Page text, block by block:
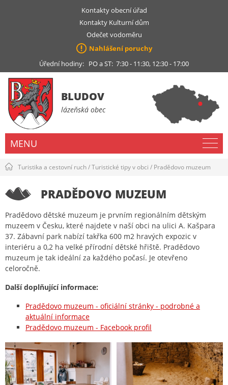
Kontakty obecní úřad
Kontakty Kulturní dům
Odečet vodoměru
Nahlášení poruchy
Úřední hodiny: PO a ST: 7:30 - 11:30, 12:30 - 17:00
BLUDOV
lázeňská obec
MENU
Turistika a cestovní ruch/Turistické tipy v obci / Pradědovo muzeum
PRADĚDOVO MUZEUM
Pradědovo dětské muzeum je prvním regionálním dětským
muzeem v Česku, které najdete v naší obci na ulici A. Kašpara
37. Zábavní park nabízí takřka 600 m2 hravých expozic v
interiéru a 0,2 ha velké přírodní dětské hřiště. Pradědovo
muzeum je tak ideální za každého počasí. Je otevřeno
celoročně.
Další doplňující informace:
Pradědovo muzeum - oficiální stránky - podrobné a
aktuální informace
Pradědovo muzeum - Facebook profil